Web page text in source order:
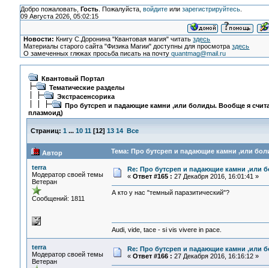
Добро пожаловать, Гость. Пожалуйста, войдитеили зарегистрируйтесь.
09 Августа 2026, 05:02:15
Новости: Книгу С.Доронина "Квантовая магия" читатьздесь
Материалы старого сайта "Физика Магии" доступны для просмотраздесь
О замеченных глюках просьба писать на почтуquantmag@mail.ru
Квантовый Портал
Тематические разделы
Экстрасенсорика
Про бутсреп и падающие камни ,или болиды. Вообще я
плазмоид)
Страниц: 1 ... 10 11 [12] 13 14 Все
Автор Тема: Про бутсреп и падающие камни ,или
terra
Модератор своей темы
Ветеран
Сообщений: 1811
Re: Про бутсреп и падающие камни ,или
« Ответ #165 : 27 Декабря 2016, 16:01:41 »
А кто у нас "темный паразитический"?
Audi, vide, tace - si vis vivere in pace.
terra
Модератор своей темы
Ветеран
Re: Про бутсреп и падающие камни ,или
« Ответ #166 : 27 Декабря 2016, 16:16:12 »